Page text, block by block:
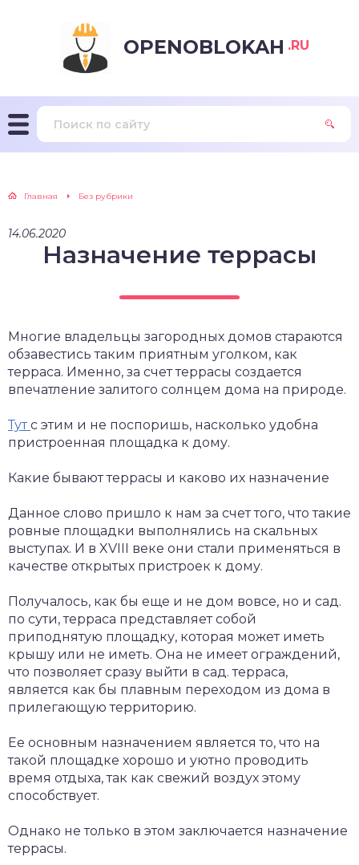
OPENOBLOKAH .RU
Главная Без рубрики
14.06.2020
Назначение террасы
Многие владельцы загородных домов стараются
обзавестись таким приятным уголком, как
терраса. Именно, за счет террасы создается
впечатление залитого солнцем дома на природе.
Тутс этим и не поспоришь, насколько удобна
пристроенная площадка к дому.
Какие бывают террасы и каково их назначение
Данное слово пришло к нам за счет того, что такие
ровные площадки выполнялись на скальных
выступах. И в XVIII веке они стали применяться в
качестве открытых пристроек к дому.
Получалось, как бы еще и не дом вовсе, но и сад.
по сути, терраса представляет собой
приподнятую площадку, которая может иметь
крышу или не иметь. Она не имеет ограждений,
что позволяет сразу выйти в сад. терраса,
является как бы плавным переходом из дома в
прилегающую территорию.
Ее основным назначением является то, что на
такой площадке хорошо и уютно проводить
время отдыха, так как свежий воздух этому
способствует.
Однако не только в этом заключается назначение
террасы.